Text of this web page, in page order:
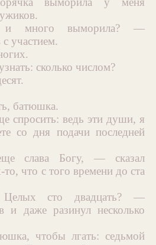
много выморила? —
участием.
сколько числом?
батюшка.
спросить: ведь эти души, я
со дня подачи последней
слава Богу, — сказал
что с того времени до ста
сто двадцать? —
и даже разинул несколько
чтобы лгать: седьмой